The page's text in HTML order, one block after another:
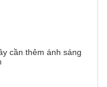
cần thêm ánh sáng